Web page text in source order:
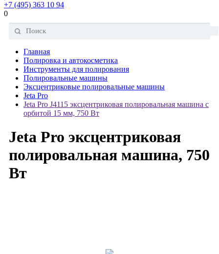
+7 (495) 363 10 94
0
Главная
Полировка и автокосметика
Инструменты для полирования
Полировальные машины
Эксцентриковые полировальные машины
Jeta Pro
Jeta Pro J4115 эксцентриковая полировальная машина с
орбитой 15 мм, 750 Вт
Jeta Pro эксцентриковая
полировальная машина, 750
Вт